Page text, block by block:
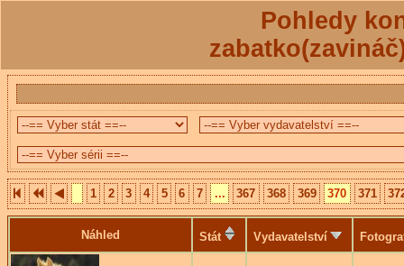
Pohledy
1 2 3 4 5 6 7 ... 367 368 369 370 371
Náhled Stát Vydavatelství